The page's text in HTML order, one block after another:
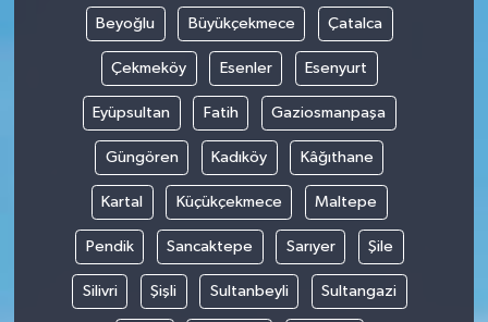
Beyoğlu Büyükçekmece Çatalca
Çekmeköy Esenler Esenyurt
Eyüpsultan Fatih Gaziosmanpaşa
Güngören Kadıköy Kâğıthane
Kartal Küçükçekmece Maltepe
Pendik Sancaktepe Sarıyer Şile
Silivri Şişli Sultanbeyli Sultangazi